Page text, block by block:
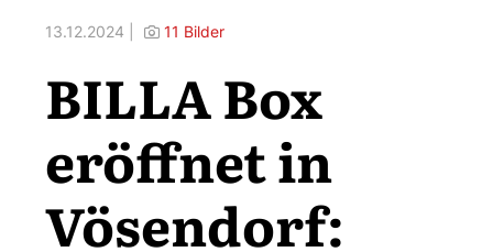
Fotos – Vorstand
Kontakt
13.12.2024 | 11 Bilder
BILLA Box
eröffnet in
Vösendorf: